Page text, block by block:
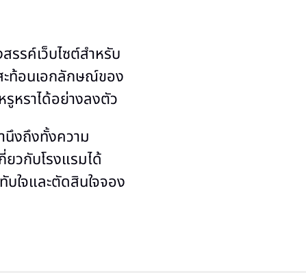
รรค์เว็บไซต์สำหรับ
ท้อนเอกลักษณ์ของ
หราได้อย่างลงตัว
นึงถึงทั้งความ
ยวกับโรงแรมได้
บใจและตัดสินใจจอง